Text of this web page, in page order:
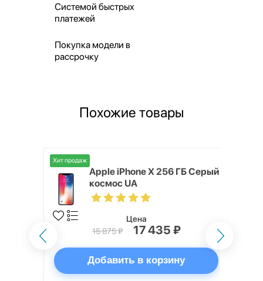
Системой быстрых
платежей
Покупка модели в
рассрочку
Похожие товары
Хит продаж
Apple iPhone X 256 ГБ Серый
космос UA
Цена
15 875 ₽
17 435 ₽
Добавить в корзину